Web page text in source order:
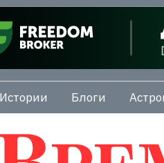
Истории Блоги